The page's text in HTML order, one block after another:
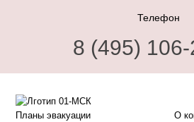
Телефон
8 (495)
Планы эвакуации О